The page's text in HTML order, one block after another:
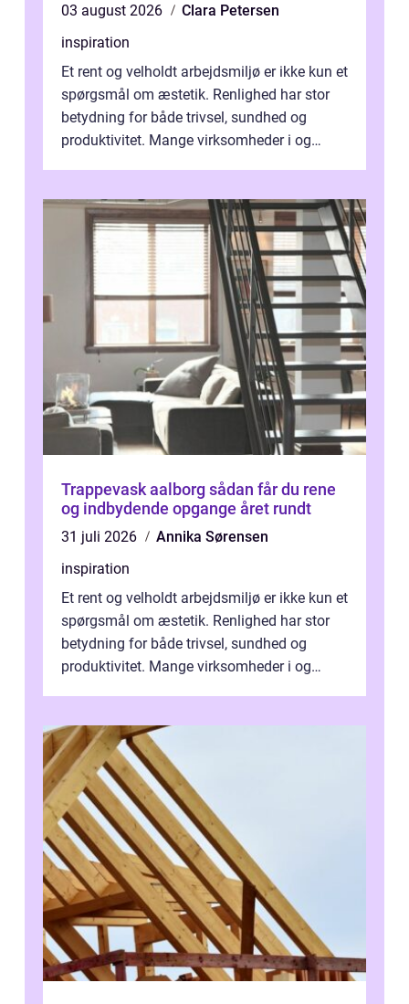
03 august 2026
Clara Petersen
inspiration
Et rent og velholdt arbejdsmiljø er ikke kun et
spørgsmål om æstetik. Renlighed har stor
betydning for både trivsel, sundhed og
produktivitet. Mange virksomheder i og
Trappevask aalborg sådan får du rene
og indbydende opgange året rundt
31 juli 2026
Annika Sørensen
inspiration
Et rent og velholdt arbejdsmiljø er ikke kun et
spørgsmål om æstetik. Renlighed har stor
betydning for både trivsel, sundhed og
produktivitet. Mange virksomheder i og